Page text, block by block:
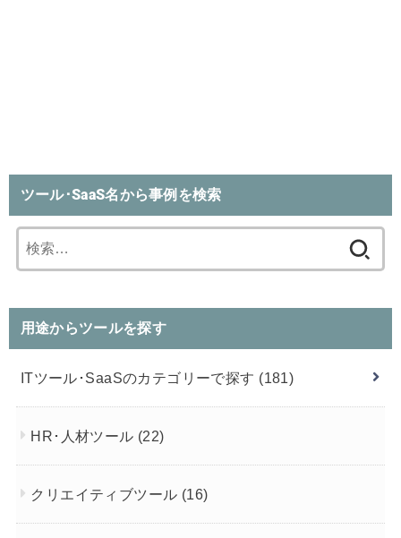
ツール･SaaS名から事例を検索
索:
用途からツールを探す
ITツール･SaaSのカテゴリーで探す (181)
HR･人材ツール (22)
クリエイティブツール (16)